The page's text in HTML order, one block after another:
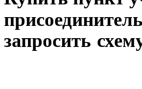
запросить